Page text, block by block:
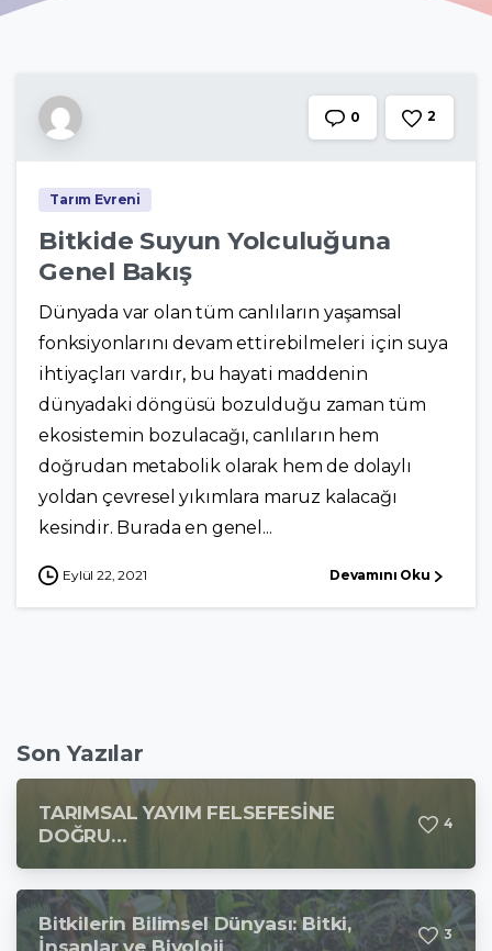
0 2
Tarım Evreni
Bitkide Suyun Yolculuğuna
Genel Bakış
Dünyada var olan tüm canlıların yaşamsal
fonksiyonlarını devam ettirebilmeleri için suya
ihtiyaçları vardır, bu hayati maddenin
dünyadaki döngüsü bozulduğu zaman tüm
ekosistemin bozulacağı, canlıların hem
doğrudan metabolik olarak hem de dolaylı
yoldan çevresel yıkımlara maruz kalacağı
kesindir. Burada en genel...
Eylül 22, 2021 Devamını Oku
Son Yazılar
TARIMSAL YAYIM FELSEFESİNE
DOĞRU…
4
Bitkilerin Bilimsel Dünyası: Bitki,
İnsanlar ve Biyoloji
3